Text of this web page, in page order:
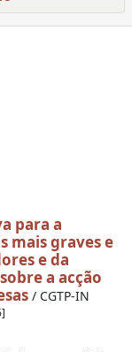
para a
mais graves e
e da
a acção
/ CGTP-IN